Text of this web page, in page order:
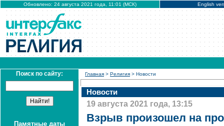
Обновлено: 24 августа 2021 года, 11:01 (МСК) English
Поиск по сайту:
Памятные даты
Главная > Религия > Новости
Новости
19 августа 2021 года, 13:15
Взрыв произошел на